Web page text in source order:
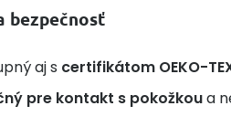
bezpečnosť
aj s certifikátom OEKO-
pre kontakt s pokožkoua